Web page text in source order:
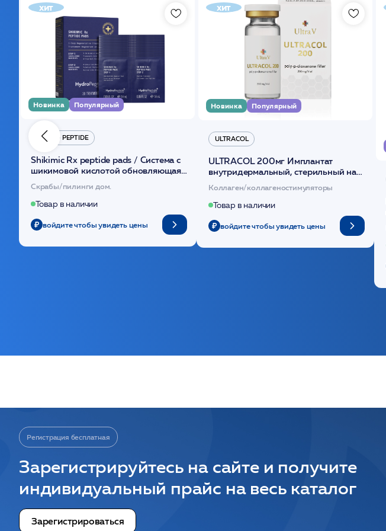
хит
Новинка Популярный
HYDRO PEPTIDE
Shikimic Rx peptide pads / Cистема с
шикимовой кислотой обновляющая
(30шт) /HP
Скрабы/пилинги дом.
Товар в наличии
войдите чтобы увидеть цены
хит
Новинка Популярный
ULTRACOL
ULTRACOL 200мг Имплантат
внутридермальный, стерильный на
основе полидиоксанона /ULTRACOL
Коллаген/коллагеностимуляторы
Товар в наличии
войдите чтобы увидеть цены
Регистрация бесплатная
Зарегистрируйтесь на сайте и получите
индивидуальный прайс на весь каталог
Зарегистрироваться